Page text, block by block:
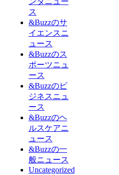
ス
&Buzzのサ
イエンスニ
ュース
&Buzzのス
ポーツニュ
ース
&Buzzのビ
ジネスニュ
ース
&Buzzのヘ
ルスケアニ
ュース
&Buzzの一
般ニュース
Uncategorized